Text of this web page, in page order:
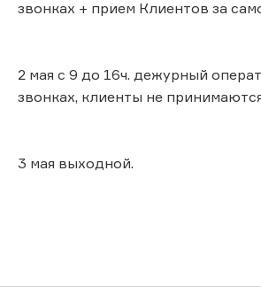
звонках + прием Клиентов за
2 мая с 9 до 16ч. дежурный
звонках, клиенты не
3 мая выходной.